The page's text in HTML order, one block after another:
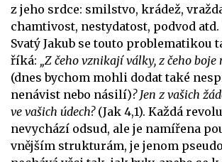
z jeho srdce: smilstvo, krádež,
chamtivost, nestydatost, podvod atd.
Svatý Jakub se touto problematikou
říká: „Z čeho vznikají války, z čeho boje
(dnes bychom mohli dodat také
nenávist nebo násilí)? Jen z vašich
ve vašich údech?(Jak 4,1). Každá
nevychází odsud, ale je namířena
vnějším strukturám, je jenom